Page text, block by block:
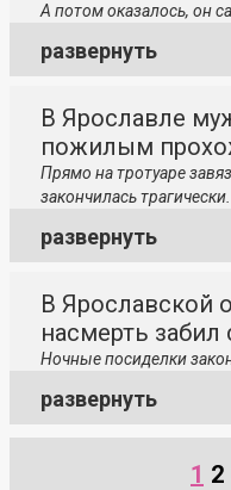
А потом оказалось, он
развернуть
В Ярославле
пожилым
Прямо на тротуаре
закончилась трагически.
развернуть
В Ярославской
насмерть забил
Ночные посиделки
развернуть
1 2